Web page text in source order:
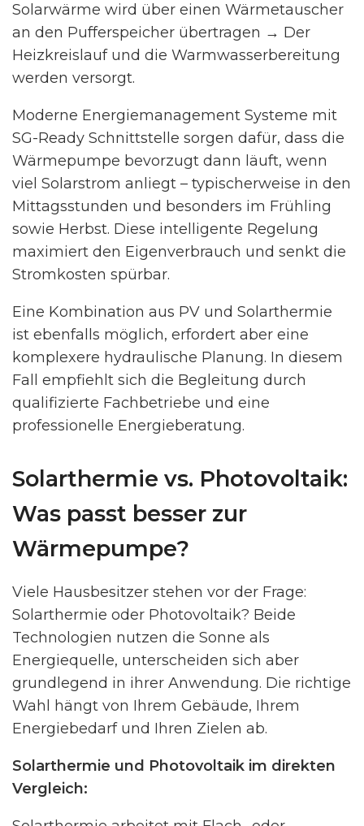
Solarwärme wird über einen Wärmetauscher
an den Pufferspeicher übertragen → Der
Heizkreislauf und die Warmwasserbereitung
werden versorgt.
Moderne Energiemanagement Systeme mit
SG-Ready Schnittstelle sorgen dafür, dass die
Wärmepumpe bevorzugt dann läuft, wenn
viel Solarstrom anliegt – typischerweise in den
Mittagsstunden und besonders im Frühling
sowie Herbst. Diese intelligente Regelung
maximiert den Eigenverbrauch und senkt die
Stromkosten spürbar.
Eine Kombination aus PV und Solarthermie
ist ebenfalls möglich, erfordert aber eine
komplexere hydraulische Planung. In diesem
Fall empfiehlt sich die Begleitung durch
qualifizierte Fachbetriebe und eine
professionelle Energieberatung.
Solarthermie vs. Photovoltaik:
Was passt besser zur
Wärmepumpe?
Viele Hausbesitzer stehen vor der Frage:
Solarthermie oder Photovoltaik? Beide
Technologien nutzen die Sonne als
Energiequelle, unterscheiden sich aber
grundlegend in ihrer Anwendung. Die richtige
Wahl hängt von Ihrem Gebäude, Ihrem
Energiebedarf und Ihren Zielen ab.
Solarthermie und Photovoltaik im direkten
Vergleich: